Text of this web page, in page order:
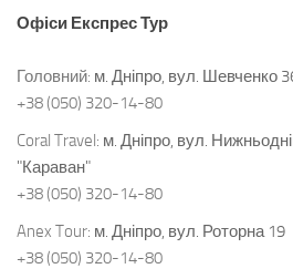
Офіси Експрес Тур
Головний: м. Дніпро, вул. Шевченко
+38 (050) 320-14-80
Coral Travel: м. Дніпро, вул.
"Караван"
+38 (050) 320-14-80
Anex Tour: м. Дніпро, вул. Роторна 19
+38 (050) 320-14-80